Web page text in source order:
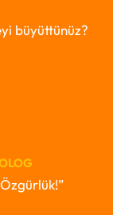
büyüttünüz?